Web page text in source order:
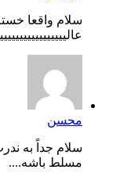
سلام واقعا
محسن
سلام جداً به
مسلط باشه....